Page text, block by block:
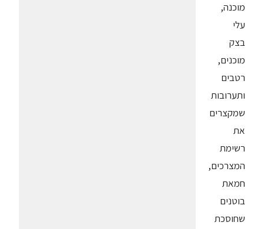
מוכנה,
עלי
בצק
מוכנים,
רטבים
ותערובות
שמקצרים
את
רשימת
המצרכים,
חמאת
בוטנים
שחוסכת